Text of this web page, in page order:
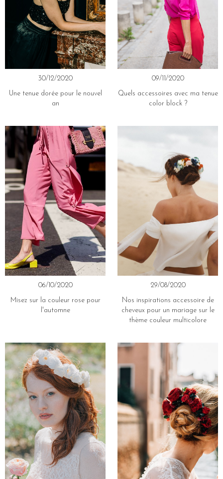
30/12/2020
Une tenue dorée pour le nouvel
an
09/11/2020
Quels accessoires avec ma tenue
color block ?
06/10/2020
Misez sur la couleur rose pour
l'automne
29/08/2020
Nos inspirations accessoire de
cheveux pour un mariage sur le
thème couleur multicolore